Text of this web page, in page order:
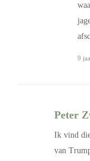
9
Peter
Ik vind
van